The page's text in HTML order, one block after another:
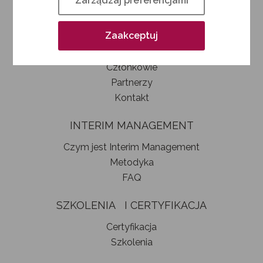
Kim jesteśmy
Jak zostać członkiem SIM
Statut stowarzyszenia
Władze
Członkowie
Partnerzy
Kontakt
INTERIM MANAGEMENT
Czym jest Interim Management
Metodyka
FAQ
SZKOLENIA I CERTYFIKACJA
Certyfikacja
Szkolenia
Zaakceptuj